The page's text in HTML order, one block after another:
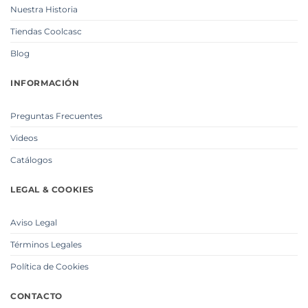
Nuestra Historia
Tiendas Coolcasc
Blog
INFORMACIÓN
Preguntas Frecuentes
Videos
Catálogos
LEGAL & COOKIES
Aviso Legal
Términos Legales
Política de Cookies
CONTACTO